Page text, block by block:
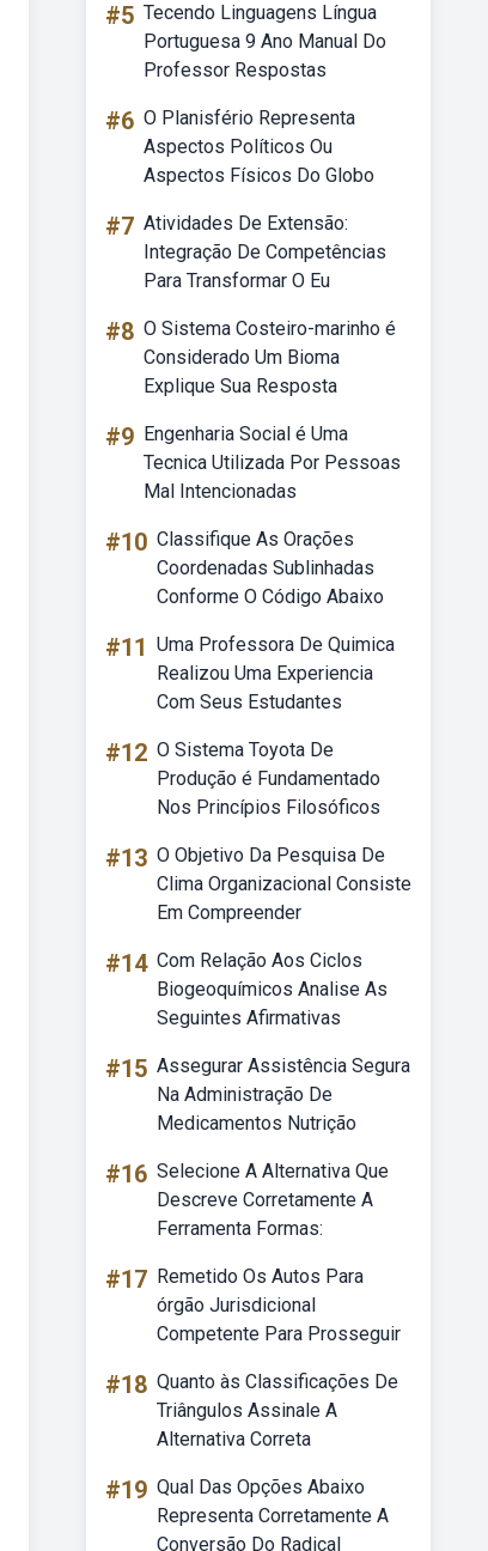
#5 Tecendo Linguagens Língua
Portuguesa 9 Ano Manual Do
Professor Respostas
#6 O Planisfério Representa
Aspectos Políticos Ou
Aspectos Físicos Do Globo
#7 Atividades De Extensão:
Integração De Competências
Para Transformar O Eu
#8 O Sistema Costeiro-marinho é
Considerado Um Bioma
Explique Sua Resposta
#9 Engenharia Social é Uma
Tecnica Utilizada Por Pessoas
Mal Intencionadas
#10 Classifique As Orações
Coordenadas Sublinhadas
Conforme O Código Abaixo
#11 Uma Professora De Quimica
Realizou Uma Experiencia
Com Seus Estudantes
#12 O Sistema Toyota De
Produção é Fundamentado
Nos Princípios Filosóficos
#13 O Objetivo Da Pesquisa De
Clima Organizacional Consiste
Em Compreender
#14 Com Relação Aos Ciclos
Biogeoquímicos Analise As
Seguintes Afirmativas
#15 Assegurar Assistência Segura
Na Administração De
Medicamentos Nutrição
#16 Selecione A Alternativa Que
Descreve Corretamente A
Ferramenta Formas:
#17 Remetido Os Autos Para
órgão Jurisdicional
Competente Para Prosseguir
#18 Quanto às Classificações De
Triângulos Assinale A
Alternativa Correta
#19 Qual Das Opções Abaixo
Representa Corretamente A
Conversão Do Radical